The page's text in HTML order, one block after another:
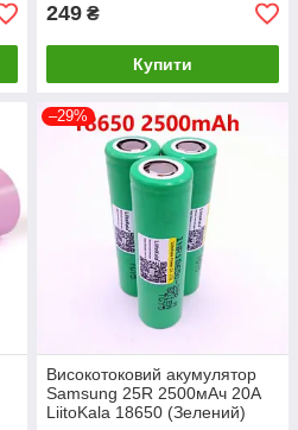
249 ₴
Купити
–29%
Високотоковий акумулятор
Samsung 25R 2500мАч 20А
LiitoKala 18650 (Зелений)